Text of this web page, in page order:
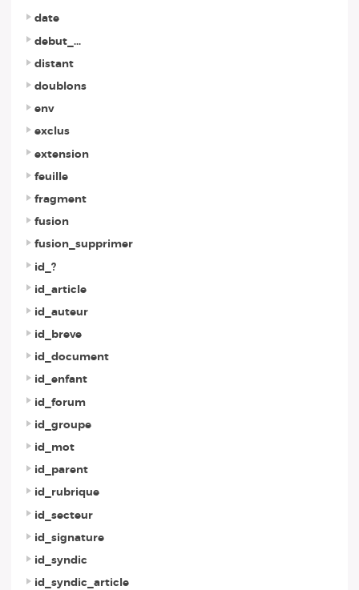
date
debut_...
distant
doublons
env
exclus
extension
feuille
fragment
fusion
fusion_supprimer
id_?
id_article
id_auteur
id_breve
id_document
id_enfant
id_forum
id_groupe
id_mot
id_parent
id_rubrique
id_secteur
id_signature
id_syndic
id_syndic_article